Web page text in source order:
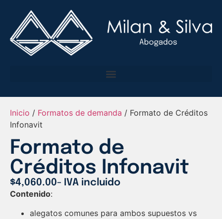
Inicio / Formatos de demanda / Formato de Créditos
Infonavit
Formato de
Créditos Infonavit
$4,060.00- IVA incluido
Contenido:
alegatos comunes para ambos supuestos vs